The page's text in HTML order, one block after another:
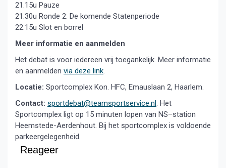
21.15u Pauze
21.30u Ronde 2: De komende Statenperiode
22.15u Slot en borrel
Meer informatie en aanmelden
Het debat is voor iedereen vrij toegankelijk. Meer informatie
en aanmelden via deze link.
Locatie: Sportcomplex Kon. HFC, Emauslaan 2, Haarlem.
Contact: sportdebat@teamsportservice.nl. Het
Sportcomplex ligt op 15 minuten lopen van NS–station
Heemstede-Aerdenhout. Bij het sportcomplex is voldoende
parkeergelegenheid.
Reageer